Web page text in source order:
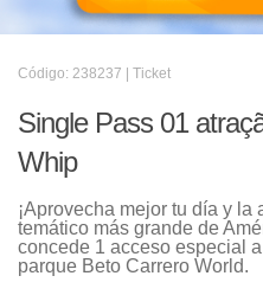
Código: 238237 | Ticket
Single Pass 01
Whip
¡Aprovecha mejor tu día y
temático más grande de
concede 1 acceso especial
parque Beto Carrero World.